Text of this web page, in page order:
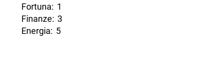
Fortuna: 1
Finanze: 3
Energia: 5